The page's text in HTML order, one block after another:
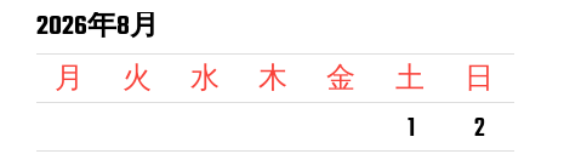
2026年8月
月
火 水 木 金 土
日
1
2